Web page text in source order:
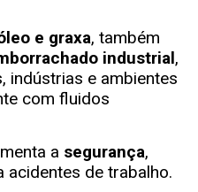
e graxa, também
industrial,
indústrias e ambientes
com fluidos
a segurança,
acidentes de trabalho.